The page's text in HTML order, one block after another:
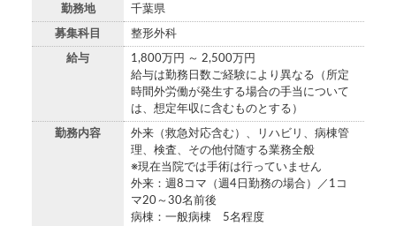
勤務地 千葉県
募集科目 整形外科
給与
1,800万円 ～ 2,500万円
給与は勤務日数ご経験により異なる（所定
時間外労働が発生する場合の手当について
は、想定年収に含むものとする）
勤務内容
外来（救急対応含む）、リハビリ、病棟管
理、検査、その他付随する業務全般
※現在当院では手術は行っていません
外来：週8コマ（週4日勤務の場合）／1コ
マ20～30名前後
病棟：一般病棟 5名程度